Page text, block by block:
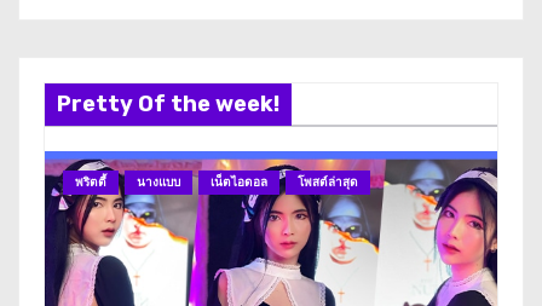
Pretty Of the week!
พริตตี้ นางแบบ เน็ตไอดอล โพสต์ล่าสุด